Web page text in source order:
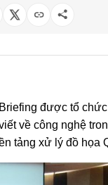
được tổ
về công nghệ
tảng xử lý đồ họa